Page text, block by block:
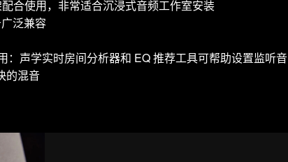
合使用，非常适合沉浸式音频工作室安装
泛兼容
：声学实时房间分析器和 EQ 推荐工具可帮助设置监听音
的混音